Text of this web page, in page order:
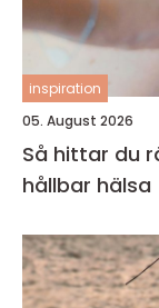
inspiration
05. August 2026
Så hittar du
hållbar hälsa